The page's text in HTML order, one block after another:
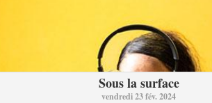
Sous la surface
vendredi 23 fév. 2024